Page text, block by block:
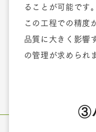
ることが可能です。
この工程での精度
品質に大きく影響
の管理が求められ
③